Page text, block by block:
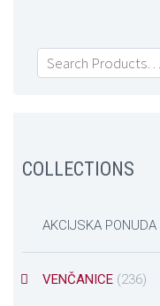
COLLECTIONS
AKCIJSKA PONUDA
VENČANICE (236)